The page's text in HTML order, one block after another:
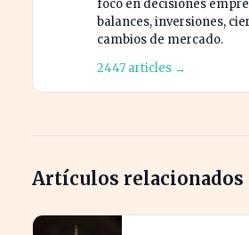
foco en decisiones
balances, inversiones,
cambios de mercado.
2447 articles →
Artículos relacionados